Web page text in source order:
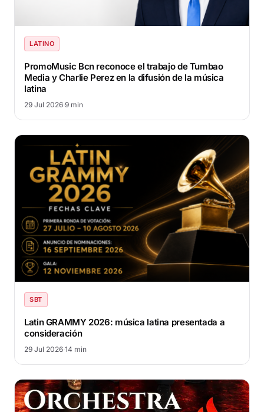
LATINO
PromoMusic Bcn reconoce el trabajo de Tumbao
Media y Charlie Perez en la difusión de la música
latina
29 Jul 2026·9 min
SBT
Latin GRAMMY 2026: música latina presentada a
consideración
29 Jul 2026·14 min